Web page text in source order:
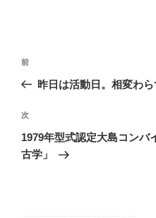
投
ナ
ビ
ゲ
ー
ン
前
の
稿
前
昨日は活動日。相変わら
次
の
投
次
1979年型式認定大島コンバ
古学」